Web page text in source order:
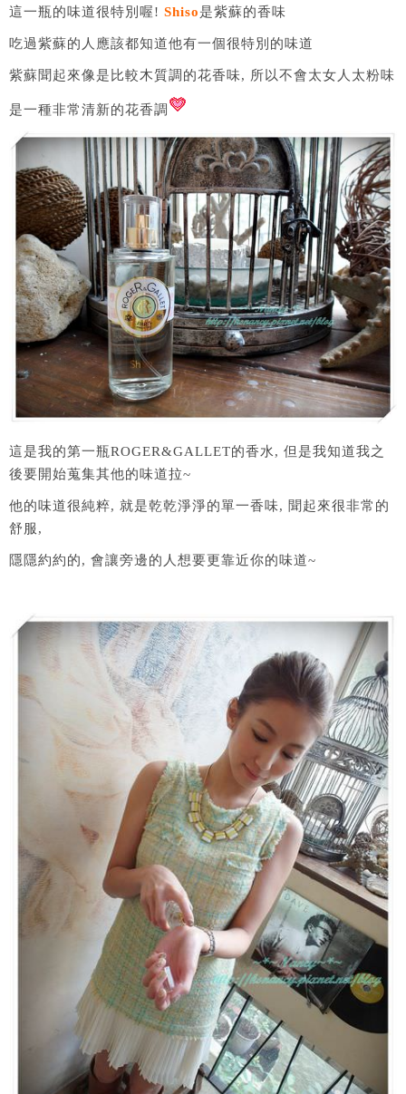
這一瓶的味道很特別喔! Shiso是紫蘇的香味
吃過紫蘇的人應該都知道他有一個很特別的味道
紫蘇聞起來像是比較木質調的花香味, 所以不會太女人太粉味
是一種非常清新的花香調
這是我的第一瓶ROGER&GALLET的香水, 但是我知道我之
後要開始蒐集其他的味道拉~
他的味道很純粹, 就是乾乾淨淨的單一香味, 聞起來很非常的
舒服,
隱隱約約的, 會讓旁邊的人想要更靠近你的味道~